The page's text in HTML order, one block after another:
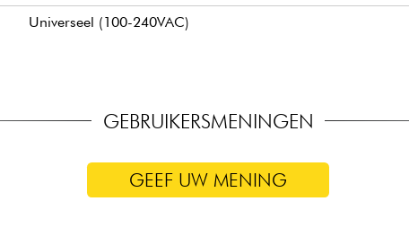
Universeel (100-240VAC)
GEBRUIKERSMENINGEN
GEEF UW MENING